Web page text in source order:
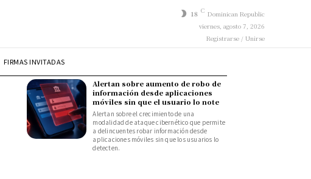
18 C Dominican Republic
viernes, agosto 7, 2026
Registrarse / Unirse
FIRMAS INVITADAS
Alertan sobre aumento de robo de
información desde aplicaciones
móviles sin que el usuario lo note
Alertan sobre el crecimiento de una
modalidad de ataque cibernético que permite
a delincuentes robar información desde
aplicaciones móviles sin que los usuarios lo
detecten.